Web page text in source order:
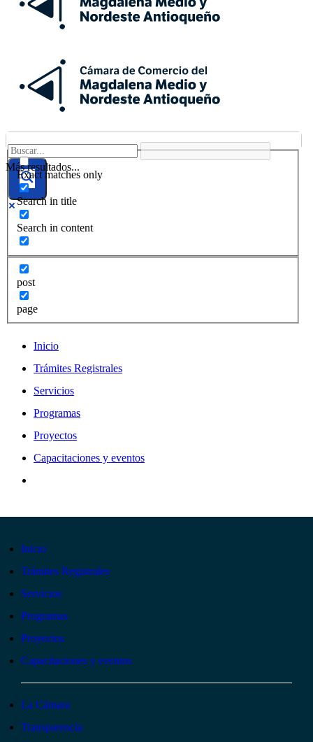
Más resultados...
Exact matches only
Search in title
Search in content
post
page
Inicio
Trámites Registrales
Servicios
Programas
Proyectos
Capacitaciones y eventos
Inicio
Trámites Registrales
Servicios
Programas
Proyectos
Capacitaciones y eventos
La Cámara
Transparencia